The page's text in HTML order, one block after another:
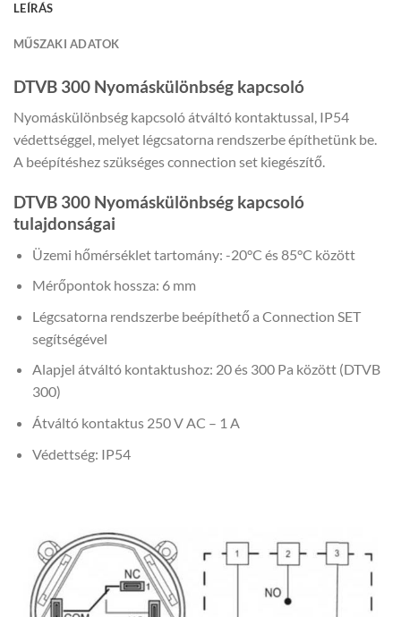
LEÍRÁS
MŰSZAKI ADATOK
DTVB 300 Nyomáskülönbség kapcsoló
Nyomáskülönbség kapcsoló átváltó kontaktussal, IP54
védettséggel, melyet légcsatorna rendszerbe építhetünk be.
A beépítéshez szükséges connection set kiegészítő.
DTVB 300 Nyomáskülönbség kapcsoló
tulajdonságai
Üzemi hőmérséklet tartomány: -20°C és 85°C között
Mérőpontok hossza: 6 mm
Légcsatorna rendszerbe beépíthető a Connection SET
segítségével
Alapjel átváltó kontaktushoz: 20 és 300 Pa között (DTVB
300)
Átváltó kontaktus 250 V AC – 1 A
Védettség: IP54